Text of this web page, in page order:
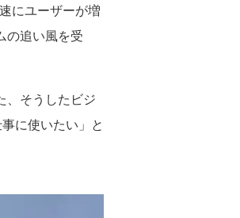
にユーザーが増
の追い風を受
、そうしたビジ
に使いたい」と